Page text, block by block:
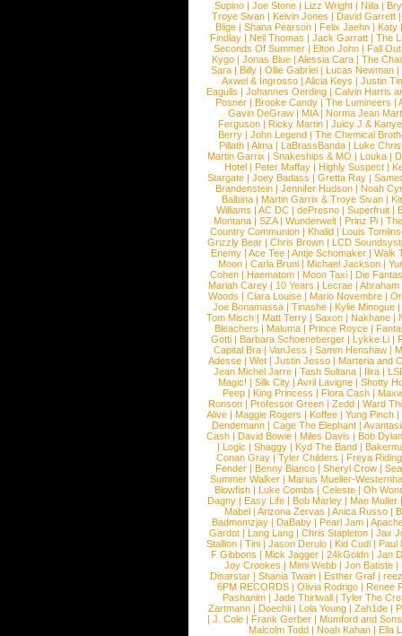
Supino |Joe Stone |Lizz Wright |Niila |
Troye Sivan | Kelvin Jones | David Garrett
Blige | Shana Pearson | Felix Jaehn | Katy
Findlay |Neil Thomas |Jack Garratt |The
Seconds Of Summer |Elton John |Fall
Kygo |Jonas Blue |Alessia Cara |The
Sara |Billy |Ollie Gabriel |Lucas Newman |
Axwel & Ingrosso | Alicia Keys | Justin
Eagulls |Johannes Oerding |Calvin Harris
Posner |Brooke Candy |The Lumineers |
Gavin DeGraw | MIA| Norma Jean
Ferguson | Ricky Martin | Juicy J &
Berry | John Legend | The Chemical
Pillath |Alma |LaBrassBanda |Luke
Martin Garrix | Snakeships & MO | Louka |
Hotel | Peter Maffay | Highly Suspect |
Stargate |Joey Badass |Gretta Ray |
Brandenstein |Jennifer Hudson |Noah
Balbina | Martin Garrix & Troye Sivan |
Williams |AC DC |dePresno |Superfruit |
Montana |SZA|Wunderwelt |Prinz Pi |
Country Communion | Khalid | Louis
Grizzly Bear | Chris Brown | LCD
Enemy | Ace Tee | Antje Schomaker | Walk
Moon |Carla Bruni |Michael Jackson |
Cohen |Haematom |Moon Taxi |Die
Mariah Carey | 10 Years | Lecrae | Abraham
Woods |Clara Louise |Mario Novembre |
Joe Bonamassa | Tinashe | Kylie Minogue |
Tom Misch |Matt Terry |Saxon |Nakhane |
Bleachers | Maluma | Prince Royce |
Gotti |Barbara Schoeneberger |Lykke Li |
Capital Bra |VanJess |Samm Henshaw |
Adesse |Wet |Justin Jesso |Marteria and
Jean Michel Jarre |Tash Sultana | Ilira |
Magic! | Silk City | Avril Lavigne | Shotty
Peep |King Princess |Flora Cash |
Ronson |Professor Green |Zedd |Ward
Alive |Maggie Rogers |Koffee |Yung Pinch |
Dendemann |Cage The Elephant |
Cash | David Bowie | Miles Davis | Bob Dylan
|Logic |Shaggy |Kyd The Band |
Conan Gray |Tyler Childers |Freya
Fender |Benny Blanco |Sheryl Crow |
Summer Walker |Marius Mueller-
Blowfish | Luke Combs | Celeste | Oh
Dagny |Easy Life |Bob Marley |Mae Muller
Mabel |Arizona Zervas |Anica Russo |
Badmomzjay |DaBaby |Pearl Jam |
Gardot | Lang Lang | Chris Stapleton | Jax
Stallion |Tini |Jason Derulo |Kid Cudi |Paul
F Gibbons | Mick Jagger | 24kGoldn | Jan
Joy Crookes | Mimi Webb | Jon Batiste |
Disarstar | Shania Twain | Esther Graf |
6PM RECORDS | Olivia Rodrigo | Renee
Pashanim |Jade Thirlwall |Tyler The
Zartmann | Doechii | Lola Young | Zah1de |
| J. Cole | Frank Gerber | Mumford and Sons
Malcolm Todd | Noah Kahan | Ella